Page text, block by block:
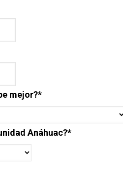
mejor?*
Anáhuac?*